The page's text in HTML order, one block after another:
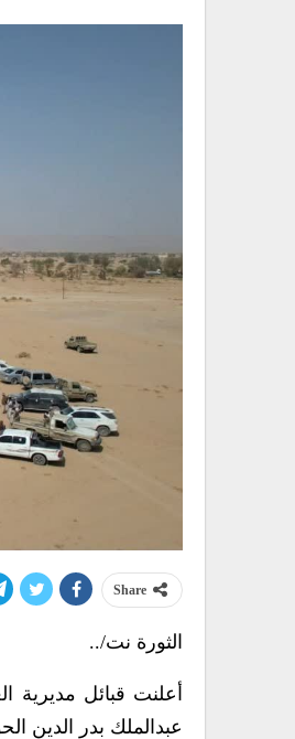
Share
الثورة نت/..
أعلنت قبائل مديرية
عبدالملك بدر الدين